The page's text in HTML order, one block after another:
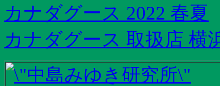
カナダグース 2022 春夏
カナダグース 取扱店 横